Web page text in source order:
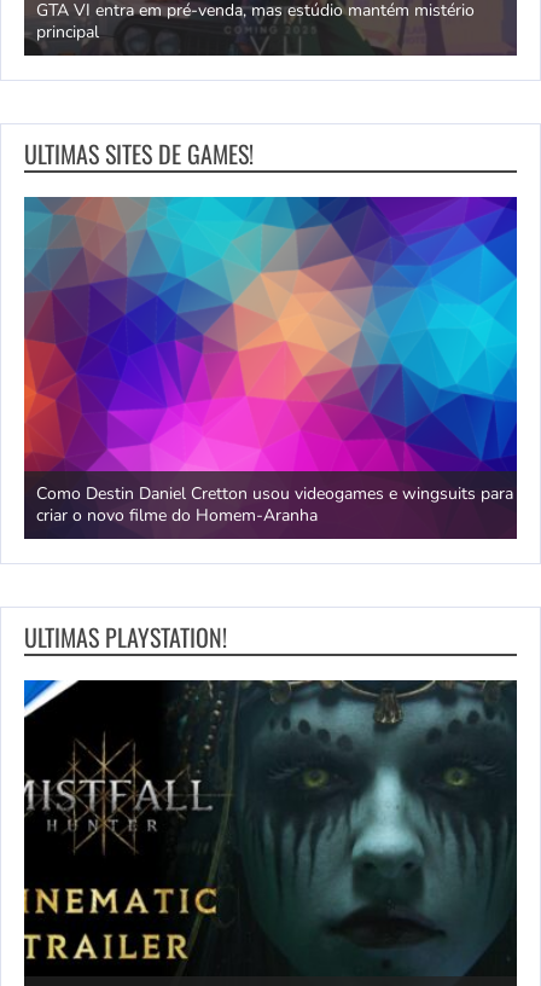
GTA VI entra em pré-venda, mas estúdio mantém mistério
principal
ULTIMAS SITES DE GAMES!
Como Destin Daniel Cretton usou videogames e wingsuits para
criar o novo filme do Homem-Aranha
ULTIMAS PLAYSTATION!